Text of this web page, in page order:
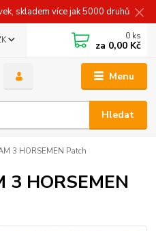
skladem více jak 5000 druhů
Menu
Hledat
0 ks
za 0,00 Kč
3 HORSEMEN Patch
3 HORSEMEN